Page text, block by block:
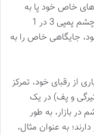
خاص خود پا به
میدان رقابت می گذارند. در این میان، کرم دور چشم پمپی 3 در 1
جایگاهی خاص را به
از رقبای خود، تمرکز
و پف) در یک
بازار، به طور
به عنوان مثال،